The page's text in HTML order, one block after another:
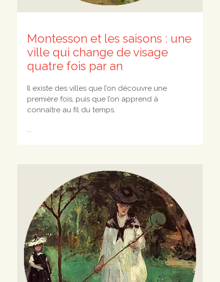
Montesson et les saisons : une
ville qui change de visage
quatre fois par an
Il existe des villes que l’on découvre une
première fois, puis que l’on apprend à
connaître au fil du temps.
...